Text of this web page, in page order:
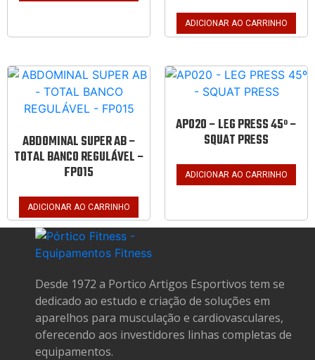
ADICIONAR AO CARRINHO
ABDOMINAL SUPER AB –
TOTAL BANCO REGULÁVEL –
FP015
ADICIONAR AO CARRINHO
AP020 – LEG PRESS 45º –
SQUAT PRESS
ADICIONAR AO CARRINHO
Desde 1972 a Portico Artigos Esportivos tem se
dedicado ao estudo e criação de soluções em
aparelhos para musculação e cardiovasculares,
oferecendo aos investidores linhas completas de
equipamentos.